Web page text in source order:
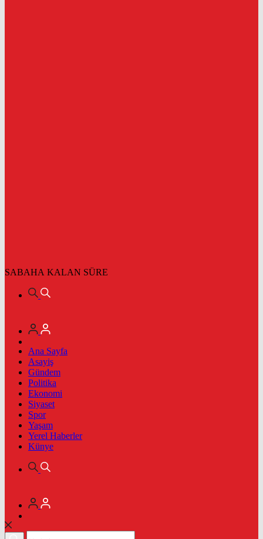
SABAHA KALAN SÜRE
Ana Sayfa
Asayiş
Gündem
Politika
Ekonomi
Siyaset
Spor
Yaşam
Yerel Haberler
Künye